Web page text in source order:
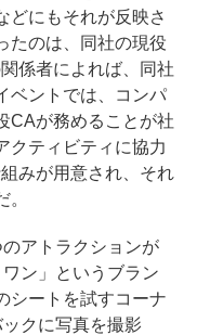
どにもそれが反映さ
たのは、同社の現役
係者によれば、同社
ベントでは、コンパ
CAが務めることが社
クティビティに協力
みが用意され、それ
アトラクションが
ン」というブラン
シートを試すコーナ
クに写真を撮影